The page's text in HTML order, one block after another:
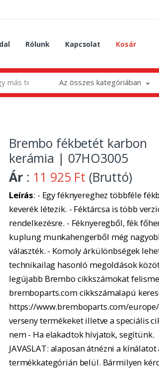
Rólunk Kapcsolat Kosár
Az összes kategóriában
Brembo fékbetét karbon
kerámia | 07HO3005
Ár : 11 925 Ft (Bruttó)
Leírás: - Egy féknyereghez többféle
keverék létezik. - Féktárcsa is több
rendelkezésre. - Féknyeregből, fék
kuplung munkahengerből még
választék. - Komoly árkülönbségek
technikailag hasonló megoldások
legújabb Brembo cikkszámokat
bremboparts.com cikkszámalapú
https://www.bremboparts.com/
verseny termékeket illetve a speciális
nem - Ha elakadtok hívjatok, segítünk.
JAVASLAT: alaposan átnézni a
termékkategórián belül. Bármilyen